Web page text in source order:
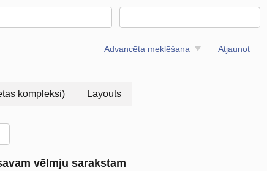
Advancēta meklēšana Atjaunot
kompleksi) Layouts
vēlmju sarakstam